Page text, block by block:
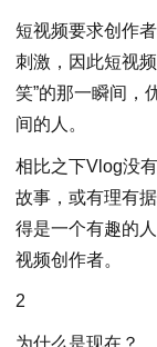
短视频要求创作
刺激，因此短视频
笑”的那一瞬间，
间的人。
相比之下Vlog没
故事，或有理有
得是一个有趣的
视频创作者。
2
为什么是现在？